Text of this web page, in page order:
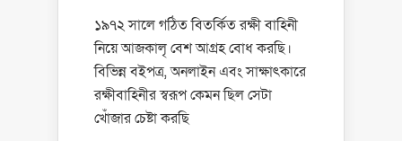
১৯৭২ সালে গঠিত বিতর্কিত রক্ষী বাহিনী
নিয়ে আজকালৃ বেশ আগ্রহ বোধ করছি।
বিভিন্ন বইপত্র, অনলাইন এবং সাক্ষাৎকারে
রক্ষীবাহিনীর স্বরূপ কেমন ছিল সেটা
খোঁজার চেষ্টা করছি